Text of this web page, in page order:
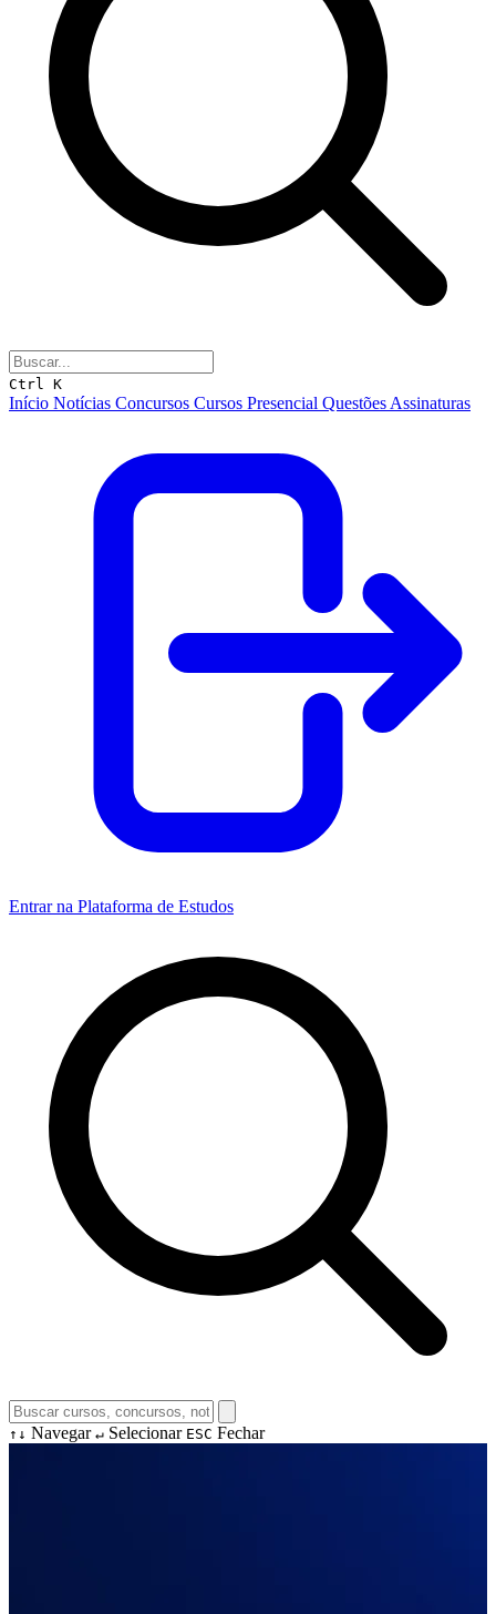
Ctrl K
Início Notícias Concursos Cursos Presencial Questões Assinaturas
Entrar na Plataforma de Estudos
↑↓ Navegar ↵ Selecionar ESC Fechar